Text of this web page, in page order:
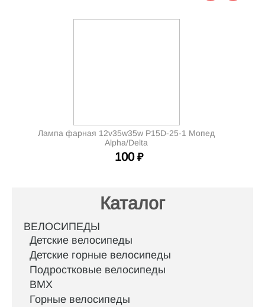
Лампа фарная 12v35w35w P15D-25-1 Мопед
Alpha/Delta
100 ₽
Каталог
ВЕЛОСИПЕДЫ
Детские велосипеды
Детские горные велосипеды
Подростковые велосипеды
BMX
Горные велосипеды